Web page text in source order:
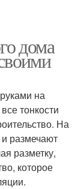
дома
на
тонкости
На
размечают
разметку,
которое